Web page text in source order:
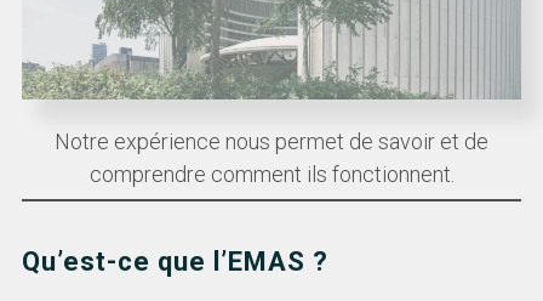
Notre expérience nous permet de savoir et de
comprendre comment ils fonctionnent.
Qu’est-ce que l’EMAS ?